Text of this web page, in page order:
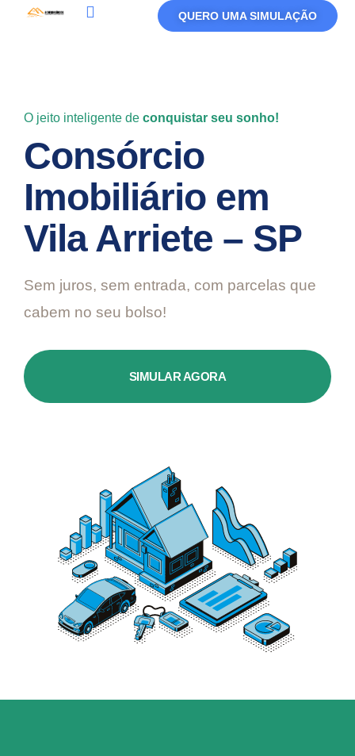
QUERO UMA SIMULAÇÃO
O jeito inteligente de conquistar seu sonho!
Consórcio
Imobiliário em
Vila Arriete – SP
Sem juros, sem entrada, com parcelas que
cabem no seu bolso!
SIMULAR AGORA